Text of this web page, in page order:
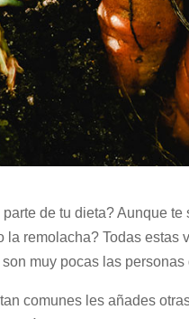
parte de tu dieta? Aunque
la remolacha? Todas
muy pocas las
comunes les añades